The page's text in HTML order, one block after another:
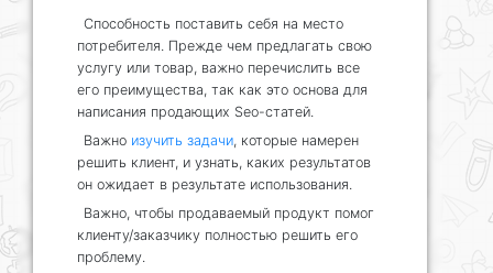
Способность поставить себя на место
потребителя. Прежде чем предлагать свою
услугу или товар, важно перечислить все
его преимущества, так как это основа для
написания продающих Seo-статей.
Важно изучить задачи, которые намерен
решить клиент, и узнать, каких результатов
он ожидает в результате использования.
Важно, чтобы продаваемый продукт помог
клиенту/заказчику полностью решить его
проблему.